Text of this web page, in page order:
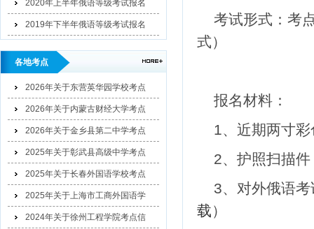
2020年上半年俄语等级考试报名
2019年下半年俄语等级考试报名
各地考点
2026年关于东营英华园学校考点
2026年关于内蒙古财经大学考点
2026年关于金乡县第二中学考点
2025年关于彰武县高级中学考点
2025年关于长春外国语学校考点
2025年关于上海市工商外国语学
2024年关于徐州工程学院考点信
考试形式：考
式）
报名材料：
1、近期两寸
2、护照扫描
3、对外俄语
载）